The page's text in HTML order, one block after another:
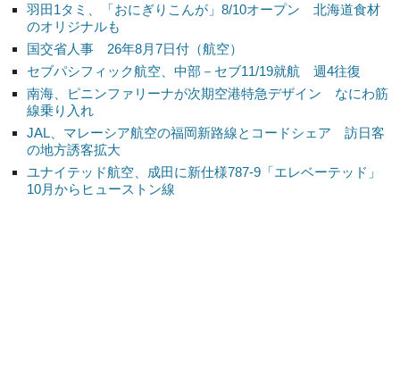
羽田1タミ、「おにぎりこんが」8/10オープン 北海道食材
のオリジナルも
国交省人事 26年8月7日付（航空）
セブパシフィック航空、中部－セブ11/19就航 週4往復
南海、ピニンファリーナが次期空港特急デザイン なにわ筋
線乗り入れ
JAL、マレーシア航空の福岡新路線とコードシェア 訪日客
の地方誘客拡大
ユナイテッド航空、成田に新仕様787-9「エレベーテッド」
10月からヒューストン線